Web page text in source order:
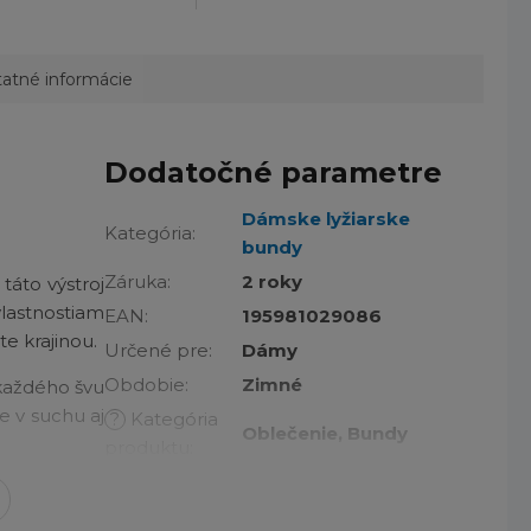
informácie
výstroj
krajinou.
švu
v suchu aj
bodiek,
Dodatočné parametre
Kategória:
Dámske lyžiarske
bundy
Záruka:
2 roky
EAN:
195981029086
Určené pre:
Dámy
Obdobie:
Zimné
?
Kategória
Oblečenie, Bundy